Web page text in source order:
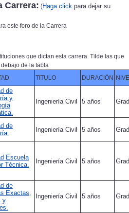
Carrera: (Haga click para dejar su
este foro de la Carrera
que dictan esta carrera. Tilde las que
de la tabla
TITULO DURACIÓN
de
y
Ingeniería Civil 5 años
de
Ingeniería Civil 5 años
Escuela
Técnica.
Ingeniería Civil 5 años
de
Exactas,
y
Ingeniería Civil 5 años